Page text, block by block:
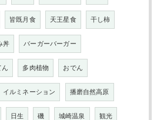
皆既月食 天王星食 干し柿
丼 バーガーバーガー
ん 多肉植物 おでん
イルミネーション 播磨自然高原
日生 磯 城崎温泉 観光